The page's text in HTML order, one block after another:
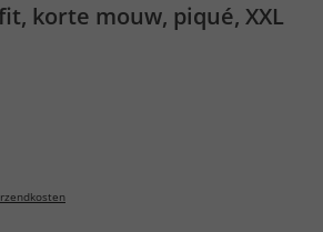
korte mouw, piqué, XXL